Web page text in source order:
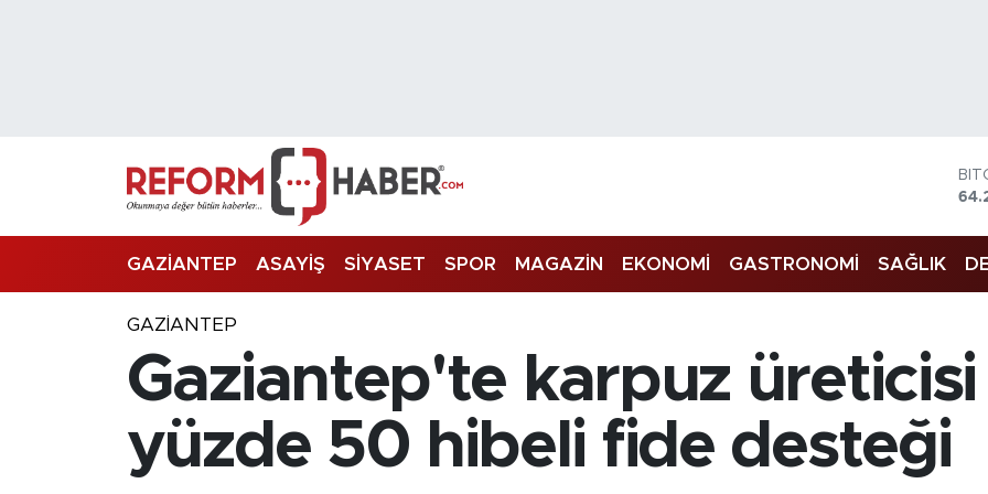
GAZİANTEP ASAYİŞ SİYASET SPOR MAGAZİN EKONOMİ GASTRONOMİ SAĞLIK
GAZIANTEP
Gaziantep'te karpuz
yüzde 50 hibeli fide desteği
Trafik Durumu
Süper Lig Puan Durumu ve Fikstür
Son Dakika Haberleri
Haber Arşivi